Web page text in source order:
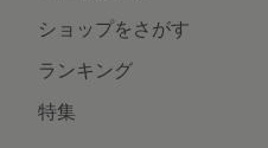
ショップをさがす
ランキング
特集